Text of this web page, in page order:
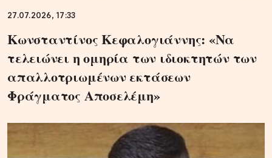
27.07.2026, 17:33
Κωνσταντίνος Κεφαλογιάννης: «Να
τελειώνει η ομηρία των ιδιοκτητών των
απαλλοτριωμένων εκτάσεων
Φράγματος Αποσελέμη»